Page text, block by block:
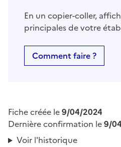
En un copier-coller,
principales de votre
Comment faire ?
Fiche créée le9/04/2024
Dernière confirmation le9/
Voir l'historique